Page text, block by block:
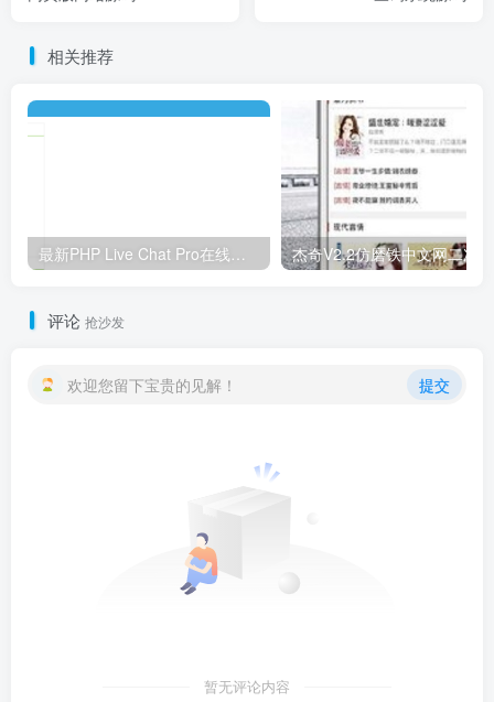
相关推荐
最新PHP Live Chat Pro在线客服系统源码-含App+详细使用视频教程，支持无限客服
评论 抢沙发
欢迎您留下宝贵的见解！ 提交
暂无评论内容